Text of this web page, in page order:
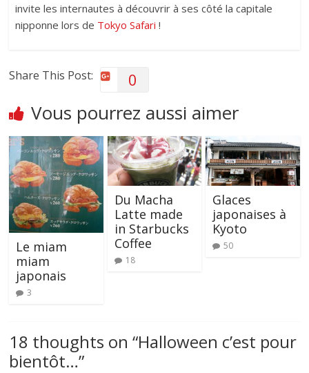
invite les internautes à découvrir à ses côté la capitale
nipponne lors de Tokyo Safari !
Share This Post: 0
Vous pourrez aussi aimer
Le miam
miam
japonais
3
Du Macha
Latte made
in Starbucks
Coffee
18
Glaces
japonaises à
Kyoto
50
18 thoughts on “Halloween c’est pour
bientôt…”